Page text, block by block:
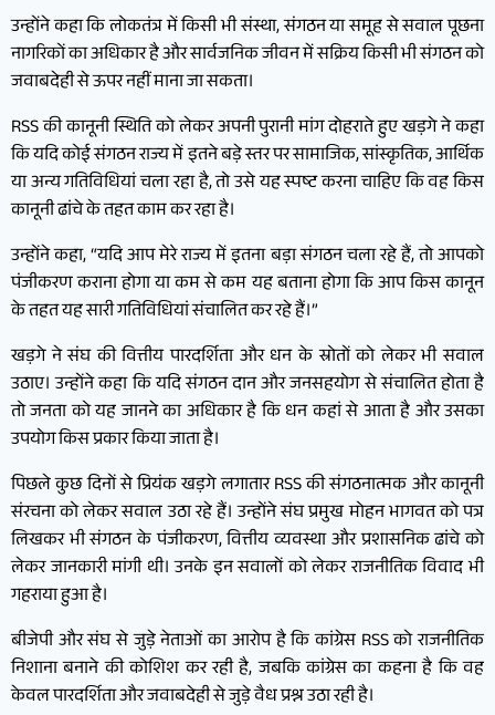
उन्होंने कहा कि लोकतंत्र में किसी भी संस्था, संगठन या समूह से सवाल पूछना
नागरिकों का अधिकार है और सार्वजनिक जीवन में सक्रिय किसी भी संगठन को
जवाबदेही से ऊपर नहीं माना जा सकता।
RSS की कानूनी स्थिति को लेकर अपनी पुरानी मांग दोहराते हुए खड़गे ने कहा
कि यदि कोई संगठन राज्य में इतने बड़े स्तर पर सामाजिक, सांस्कृतिक, आर्थिक
या अन्य गतिविधियां चला रहा है, तो उसे यह स्पष्ट करना चाहिए कि वह किस
कानूनी ढांचे के तहत काम कर रहा है।
उन्होंने कहा, “यदि आप मेरे राज्य में इतना बड़ा संगठन चला रहे हैं, तो आपको
पंजीकरण कराना होगा या कम से कम यह बताना होगा कि आप किस कानून
के तहत यह सारी गतिविधियां संचालित कर रहे हैं।”
खड़गे ने संघ की वित्तीय पारदर्शिता और धन के स्रोतों को लेकर भी सवाल
उठाए। उन्होंने कहा कि यदि संगठन दान और जनसहयोग से संचालित होता है
तो जनता को यह जानने का अधिकार है कि धन कहां से आता है और उसका
उपयोग किस प्रकार किया जाता है।
पिछले कुछ दिनों से प्रियंक खड़गे लगातार RSS की संगठनात्मक और कानूनी
संरचना को लेकर सवाल उठा रहे हैं। उन्होंने संघ प्रमुख मोहन भागवत को पत्र
लिखकर भी संगठन के पंजीकरण, वित्तीय व्यवस्था और प्रशासनिक ढांचे को
लेकर जानकारी मांगी थी। उनके इन सवालों को लेकर राजनीतिक विवाद भी
गहराया हुआ है।
बीजेपी और संघ से जुड़े नेताओं का आरोप है कि कांग्रेस RSS को राजनीतिक
निशाना बनाने की कोशिश कर रही है, जबकि कांग्रेस का कहना है कि वह
केवल पारदर्शिता और जवाबदेही से जुड़े वैध प्रश्न उठा रही है।